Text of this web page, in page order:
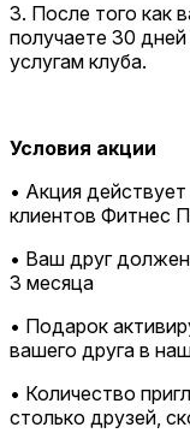
3. После того как
получаете 30
услугам клуба.
Условия акции
• Акция
клиентов Фитнес
• Ваш друг
3 месяца
• Подарок
вашего друга в
• Количество
столько друзей,